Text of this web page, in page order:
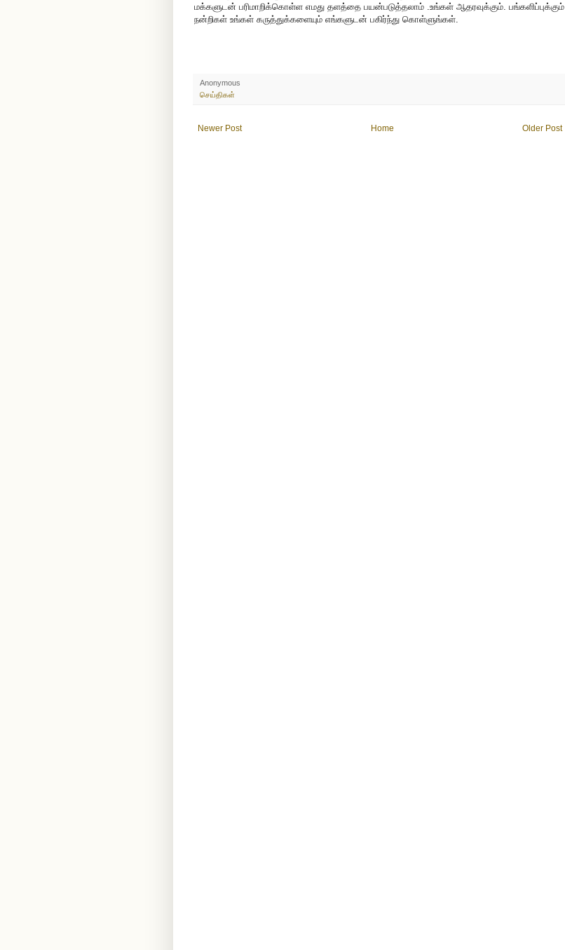
மக்களுடன் பரிமாறிக்கொள்ள எமது தளத்தை பயன்படுத்தலாம் .உங்கள் ஆதரவுக்கும். பங்களிப்புக்கும்
நன்றிகள் உங்கள் கருத்துக்களையும் எங்களுடன் பகிர்ந்து கொள்ளுங்கள்.
Anonymous
செய்திகள்
Newer Post Older Post
Home